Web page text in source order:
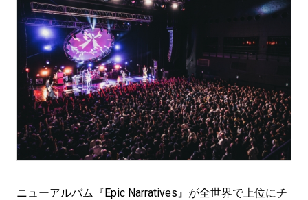
ニューアルバム『Epic Narratives』が全世界で上位にチ